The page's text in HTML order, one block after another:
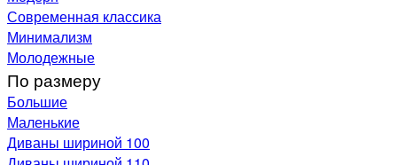
Современная классика
Минимализм
Молодежные
По размеру
Большие
Маленькие
Диваны шириной 100